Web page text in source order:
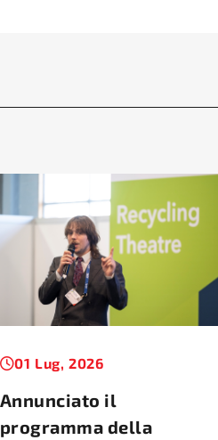
01 Lug, 2026
Annunciato il
programma della